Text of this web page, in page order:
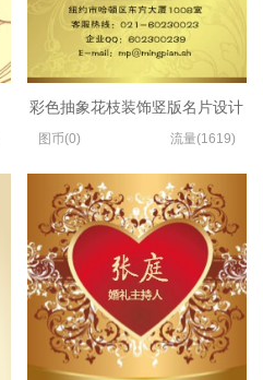
彩色抽象花枝装饰竖版名片设计
图币(0) 流量(1619)